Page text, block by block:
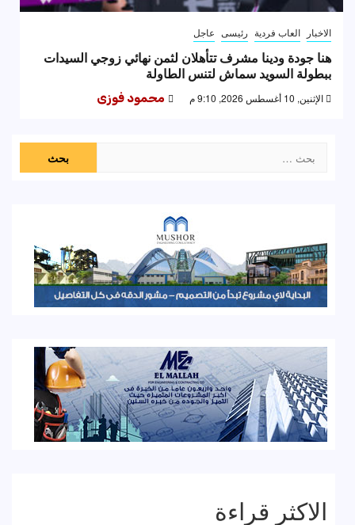
الاخبار العاب فردية رئيسى عاجل
هنا جودة ودينا مشرف تتأهلان لثمن نهائي زوجي السيدات
ببطولة السويد سماش لتنس الطاولة
الإثنين, 10 أغسطس 2026, 9:10 م محمود فوزى
عن:
الاكثر قراءة